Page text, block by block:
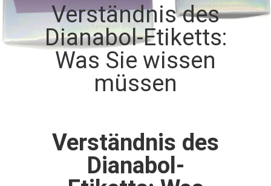
QUALITÄTSKONTROLLE
TRETEN
VERBINDUNG
Verständnis des
Dianabol-Etiketts:
Was Sie wissen
müssen
Verständnis des
Dianabol-